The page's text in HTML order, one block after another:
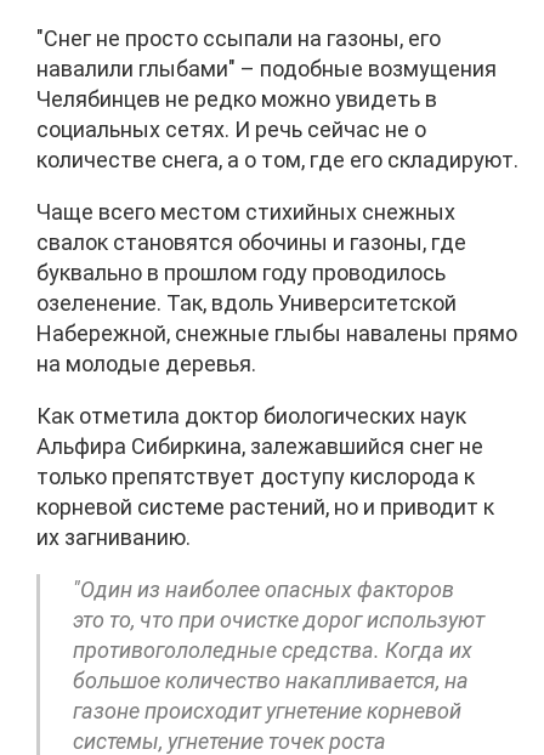
"Снег не просто ссыпали на газоны, его
навалили глыбами" – подобные возмущения
Челябинцев не редко можно увидеть в
социальных сетях. И речь сейчас не о
количестве снега, а о том, где его складируют.
Чаще всего местом стихийных снежных
свалок становятся обочины и газоны, где
буквально в прошлом году проводилось
озеленение. Так, вдоль Университетской
Набережной, снежные глыбы навалены прямо
на молодые деревья.
Как отметила доктор биологических наук
Альфира Сибиркина, залежавшийся снег не
только препятствует доступу кислорода к
корневой системе растений, но и приводит к
их загниванию.
"Один из наиболее опасных факторов
это то, что при очистке дорог используют
противогололедные средства. Когда их
большое количество накапливается, на
газоне происходит угнетение корневой
системы, угнетение точек роста